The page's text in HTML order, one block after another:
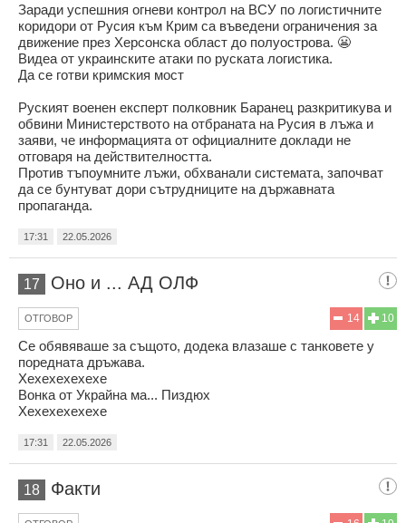
Заради успешния огневи контрол на ВСУ по логистичните
коридори от Русия към Крим са въведени ограничения за
движение през Херсонска област до полуострова. 😬
Видеа от украинските атаки по руската логистика.
Да се готви кримския мост
Руският военен експерт полковник Баранец разкритикува и
обвини Министерството на отбраната на Русия в лъжа и
заяви, че информацията от официалните доклади не
отговаря на действителността.
Против тъпоумните лъжи, обхванали системата, започват
да се бунтуват дори сътрудниците на държавната
пропаганда.
17:31 22.05.2026
17 Оно и ... АД ОЛФ
10
14
ОТГОВОР
Се обявяваше за същото, додека влазаше с танковете у
поредната дръжава.
Хехехехехехе
Вонка от Украйна ма... Пиздюх
Хехехехехехе
17:31 22.05.2026
18 Факти